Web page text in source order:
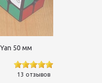
50 мм
13 отзывов